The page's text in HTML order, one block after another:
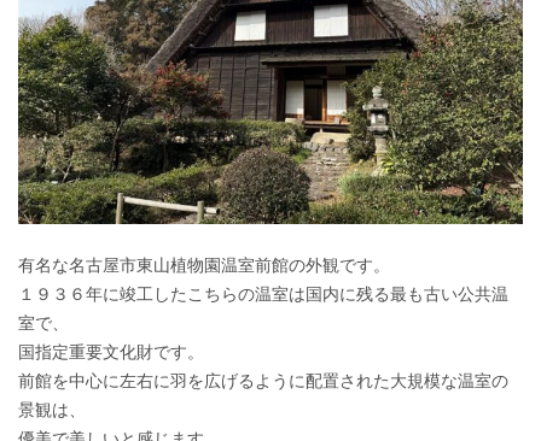
有名な名古屋市東山植物園温室前館の外観です。
１９３６年に竣工したこちらの温室は国内に残る最も古い公共温
室で、
国指定重要文化財です。
前館を中心に左右に羽を広げるように配置された大規模な温室の
景観は、